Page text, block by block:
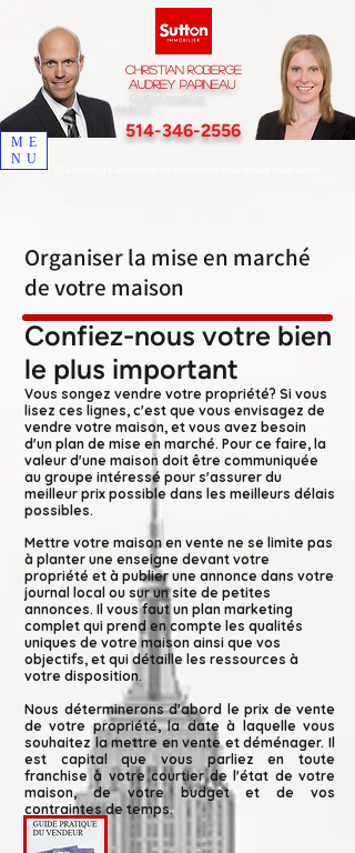
résidentiel
514-346-2556
Christian Roberge
Audrey Papineau
ME
NU
Organiser la mise en marché
de votre maison
Confiez-nous votre bien
le plus important
Vous songez vendre votre propriété? Si vous
lisez ces lignes, c'est que vous envisagez de
vendre votre maison, et vous avez besoin
d'un plan de mise en marché. Pour ce faire, la
valeur d'une maison doit être communiquée
au groupe intéressé pour s'assurer du
meilleur prix possible dans les meilleurs délais
possibles.
Mettre votre maison en vente ne se limite pas
à planter une enseigne devant votre
propriété et à publier une annonce dans votre
journal local ou sur un site de petites
annonces. Il vous faut un plan marketing
complet qui prend en compte les qualités
uniques de votre maison ainsi que vos
objectifs, et qui détaille les ressources à
votre disposition.
Nous déterminerons d'abord le prix de vente
de votre propriété, la date à laquelle vous
souhaitez la mettre en vente et déménager. Il
est capital que vous parliez en toute
franchise à votre courtier de l'état de votre
maison, de votre budget et de vos
contraintes de temps.